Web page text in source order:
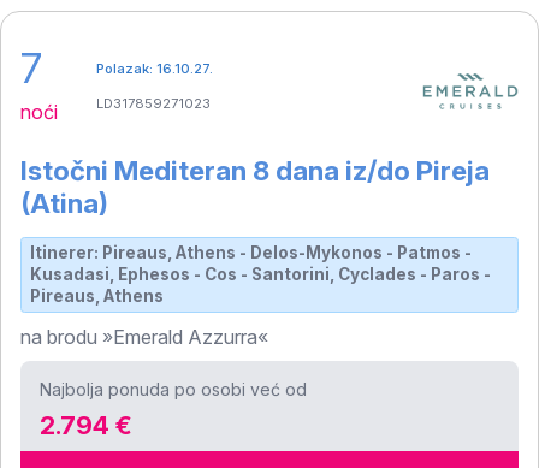
7
noći
Istočni Mediteran 8 dana iz/do Pireja
(Atina)
Itinerer: Pireaus, Athens - Delos-Mykonos - Patmos -
Kusadasi, Ephesos - Cos - Santorini, Cyclades - Paros -
Pireaus, Athens
na brodu »Emerald Azzurra«
Polazak: 16.10.27.
LD317859271023
Najbolja ponuda po osobi već od
2.794 €